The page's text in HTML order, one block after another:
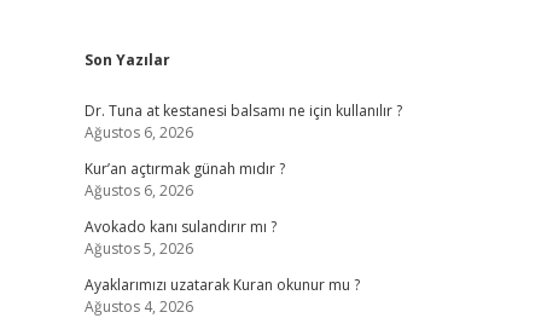
Sidebar
Son Yazılar
Dr. Tuna at kestanesi balsamı ne için kullanılır ?
Ağustos 6, 2026
Kur’an açtırmak günah mıdır ?
Ağustos 6, 2026
Avokado kanı sulandırır mı ?
Ağustos 5, 2026
Ayaklarımızı uzatarak Kuran okunur mu ?
Ağustos 4, 2026